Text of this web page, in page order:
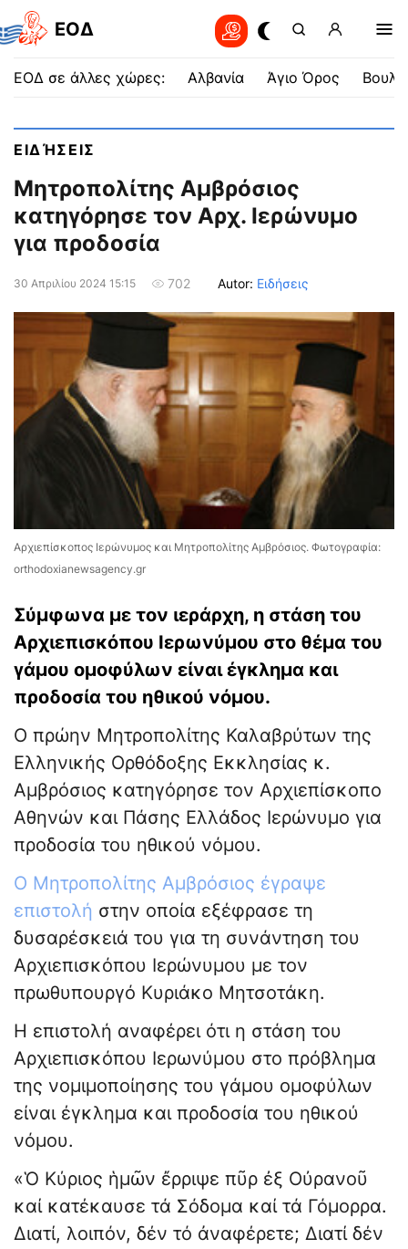
EOΔ
ΕΟΔ σε άλλες χώρες: Αλβανία Άγιο Όρος
ΕΙΔΉΣΕΙΣ
Μητροπολίτης Αμβρόσιος
κατηγόρησε τον Αρχ. Ιερώνυμο
για προδοσία
30 Απριλίου 2024 15:15 702 Autor: Ειδήσεις
Αρχιεπίσκοπος Ιερώνυμος και Μητροπολίτης Αμβρόσιος. Φωτογραφία:
orthodoxianewsagency.gr
Σύμφωνα με τον ιεράρχη, η στάση του
Αρχιεπισκόπου Ιερωνύμου στο θέμα του
γάμου ομοφύλων είναι έγκλημα και
προδοσία του ηθικού νόμου.
Ο πρώην Μητροπολίτης Καλαβρύτων της
Ελληνικής Ορθόδοξης Εκκλησίας κ.
Αμβρόσιος κατηγόρησε τον Αρχιεπίσκοπο
Αθηνών και Πάσης Ελλάδος Ιερώνυμο για
προδοσία του ηθικού νόμου.
Ο Μητροπολίτης Αμβρόσιος έγραψε
επιστολή στην οποία εξέφρασε τη
δυσαρέσκειά του για τη συνάντηση του
Αρχιεπισκόπου Ιερώνυμου με τον
πρωθυπουργό Κυριάκο Μητσοτάκη.
Η επιστολή αναφέρει ότι η στάση του
Αρχιεπισκόπου Ιερωνύμου στο πρόβλημα
της νομιμοποίησης του γάμου ομοφύλων
είναι έγκλημα και προδοσία του ηθικού
νόμου.
«Ὁ Κύριος ἡμῶν ἔρριψε πῦρ ἐξ Οὐρανοῦ
καί κατέκαυσε τά Σόδομα καί τά Γόμορρα.
Διατί, λοιπόν, δέν τό ἀναφέρετε; Διατί δέν